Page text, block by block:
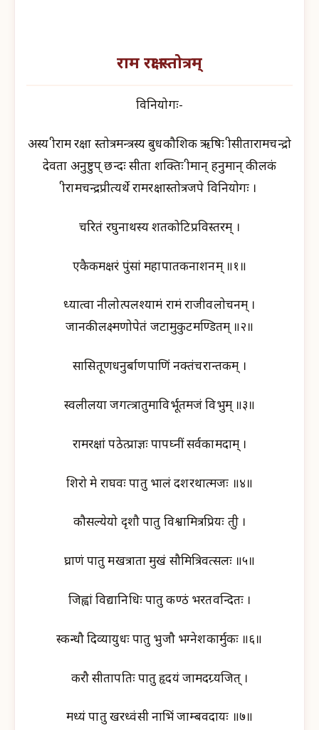
राम रक्षा स्तोत्रम्
विनियोगः-
अस्य श्रीराम रक्षा स्तोत्रमन्त्रस्य बुधकौशिक ऋषिः श्रीसीतारामचन्द्रो
देवता अनुष्टुप् छन्दः सीता शक्तिः श्रीमान् हनुमान् कीलकं
श्रीरामचन्द्रप्रीत्यर्थे रामरक्षास्तोत्रजपे विनियोगः ।
चरितं रघुनाथस्य शतकोटिप्रविस्तरम् ।
एकैकमक्षरं पुंसां महापातकनाशनम् ॥१॥
ध्यात्वा नीलोत्पलश्यामं रामं राजीवलोचनम् ।
जानकीलक्ष्मणोपेतं जटामुकुटमण्डितम् ॥२॥
सासितूणधनुर्बाणपाणिं नक्तंचरान्तकम् ।
स्वलीलया जगत्त्रातुमाविर्भूतमजं विभुम् ॥३॥
रामरक्षां पठेत्प्राज्ञः पापघ्नीं सर्वकामदाम् ।
शिरो मे राघवः पातु भालं दशरथात्मजः ॥४॥
कौसल्येयो दृशौ पातु विश्वामित्रप्रियः श्रुती ।
घ्राणं पातु मखत्राता मुखं सौमित्रिवत्सलः ॥५॥
जिह्वां विद्यानिधिः पातु कण्ठं भरतवन्दितः ।
स्कन्धौ दिव्यायुधः पातु भुजौ भग्नेशकार्मुकः ॥६॥
करौ सीतापतिः पातु हृदयं जामदग्र्यजित् ।
मध्यं पातु खरध्वंसी नाभिं जाम्बवदाश्रयः ॥७॥